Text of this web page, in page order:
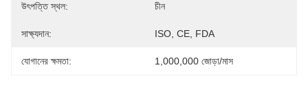
উৎপত্তি স্থল: চীন
সাক্ষ্যদান: ISO, CE, FDA
যোগানের ক্ষমতা: 1,000,000 জোড়া/মাস